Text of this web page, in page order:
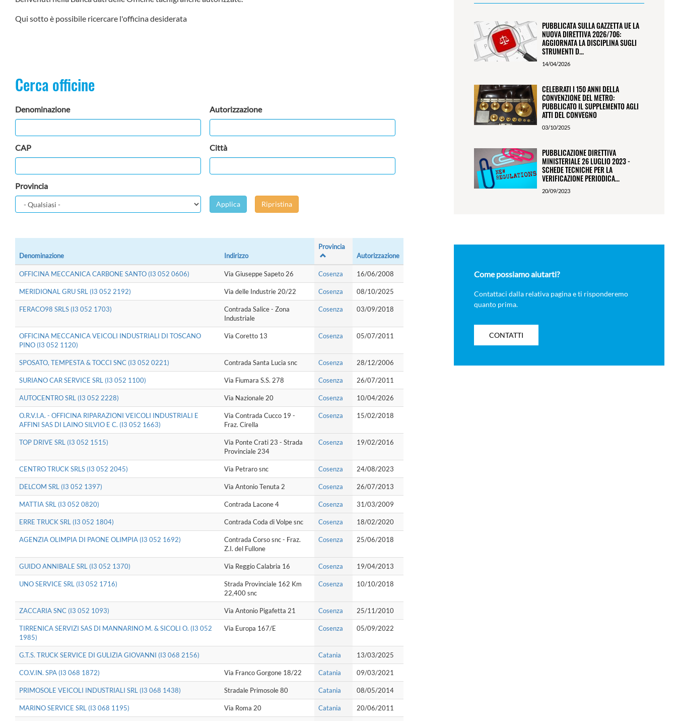
Qui sotto è possibile ricercare l'officina desiderata
Cerca officine
Denominazione Autorizzazione
CAP Città
Provincia
Applica Ripristina
Denominazione Indirizzo
Provincia
Autorizzazione
OFFICINA MECCANICA CARBONE SANTO (I3 052 0606) Via Giuseppe Sapeto 26 Cosenza 16/06/2008
MERIDIONAL GRU SRL (I3 052 2192) Via delle Industrie 20/22 Cosenza 08/10/2025
FERACO98 SRLS (I3 052 1703)
Contrada Salice - Zona
Industriale
Cosenza 03/09/2018
OFFICINA MECCANICA VEICOLI INDUSTRIALI DI TOSCANO
PINO (I3 052 1120)
Via Coretto 13 Cosenza 05/07/2011
SPOSATO, TEMPESTA & TOCCI SNC (I3 052 0221) Contrada Santa Lucia snc Cosenza 28/12/2006
SURIANO CAR SERVICE SRL (I3 052 1100) Via Fiumara S.S. 278 Cosenza 26/07/2011
AUTOCENTRO SRL (I3 052 2228) Via Nazionale 20 Cosenza 10/04/2026
O.R.V.I.A. - OFFICINA RIPARAZIONI VEICOLI INDUSTRIALI E
AFFINI SAS DI LAINO SILVIO E C. (I3 052 1663)
Via Contrada Cucco 19 -
Fraz. Cirella
Cosenza 15/02/2018
TOP DRIVE SRL (I3 052 1515)
Via Ponte Crati 23 - Strada
Provinciale 234
Cosenza 19/02/2016
CENTRO TRUCK SRLS (I3 052 2045) Via Petraro snc Cosenza 24/08/2023
DELCOM SRL (I3 052 1397) Via Antonio Tenuta 2 Cosenza 26/07/2013
MATTIA SRL (I3 052 0820) Contrada Lacone 4 Cosenza 31/03/2009
ERRE TRUCK SRL (I3 052 1804) Contrada Coda di Volpe snc Cosenza 18/02/2020
AGENZIA OLIMPIA DI PAONE OLIMPIA (I3 052 1692)
Contrada Corso snc - Fraz.
Z.I. del Fullone
Cosenza 25/06/2018
GUIDO ANNIBALE SRL (I3 052 1370) Via Reggio Calabria 16 Cosenza 19/04/2013
UNO SERVICE SRL (I3 052 1716)
Strada Provinciale 162 Km
22,400 snc
Cosenza 10/10/2018
ZACCARIA SNC (I3 052 1093) Via Antonio Pigafetta 21 Cosenza 25/11/2010
TIRRENICA SERVIZI SAS DI MANNARINO M. & SICOLI O. (I3 052
1985)
Via Europa 167/E Cosenza 05/09/2022
G.T.S. TRUCK SERVICE DI GULIZIA GIOVANNI (I3 068 2156) Catania 13/03/2025
CO.V.IN. SPA (I3 068 1872) Via Franco Gorgone 18/22 Catania 09/03/2021
PRIMOSOLE VEICOLI INDUSTRIALI SRL (I3 068 1438) Stradale Primosole 80 Catania 08/05/2014
MARINO SERVICE SRL (I3 068 1195) Via Roma 20 Catania 20/06/2011
PUBBLICATA SULLA GAZZETTA UE LA
NUOVA DIRETTIVA 2026/706:
AGGIORNATA LA DISCIPLINA SUGLI
STRUMENTI D...
14/04/2026
CELEBRATI I 150 ANNI DELLA
CONVENZIONE DEL METRO:
PUBBLICATO IL SUPPLEMENTO AGLI
ATTI DEL CONVEGNO
03/10/2025
PUBBLICAZIONE DIRETTIVA
MINISTERIALE 26 LUGLIO 2023 -
SCHEDE TECNICHE PER LA
VERIFICAZIONE PERIODICA...
20/09/2023
Come possiamo aiutarti?
Contattaci dalla relativa pagina e ti risponderemo
quanto prima.
CONTATTI